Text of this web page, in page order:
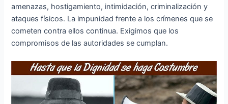
amenazas, hostigamiento, intimidación, criminalización y
ataques físicos. La impunidad frente a los crímenes que se
cometen contra ellos continua. Exigimos que los
compromisos de las autoridades se cumplan.